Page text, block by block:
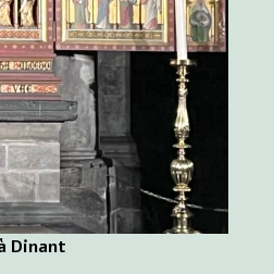
Dinant